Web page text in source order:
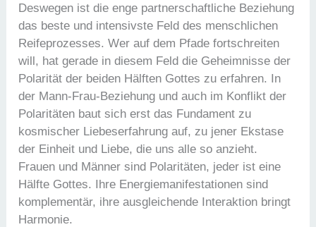
Deswegen ist die enge partnerschaftliche Beziehung
das beste und intensivste Feld des menschlichen
Reifeprozesses. Wer auf dem Pfade fortschreiten
will, hat gerade in diesem Feld die Geheimnisse der
Polarität der beiden Hälften Gottes zu erfahren. In
der Mann-Frau-Beziehung und auch im Konflikt der
Polaritäten baut sich erst das Fundament zu
kosmischer Liebeserfahrung auf, zu jener Ekstase
der Einheit und Liebe, die uns alle so anzieht.
Frauen und Männer sind Polaritäten, jeder ist eine
Hälfte Gottes. Ihre Energiemanifestationen sind
komplementär, ihre ausgleichende Interaktion bringt
Harmonie.